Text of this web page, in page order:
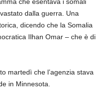
dalla guerra. Una
dicendo che la Somalia
Ilhan Omar – che è di
martedì che l’agenzia stava
in Minnesota.